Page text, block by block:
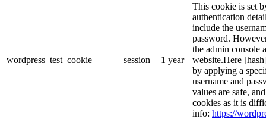
wordpress_test_cookie session 1 year
This cookie is set
authentication
include the
password.
the admin console
website.Here
by applying a
username and
values are safe,
cookies as it is
info: https://